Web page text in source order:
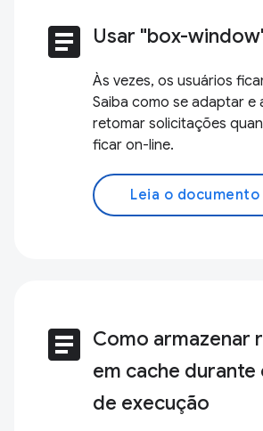
article Usar "box-
Às vezes, os usuários
Saiba como se adaptar e
retomar solicitações
ficar on-line.
Leia o documento
article Como armazenar
em cache durante
de execução